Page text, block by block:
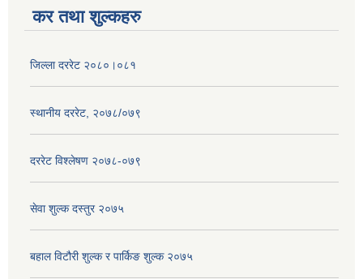
कर तथा शुल्कहरु
जिल्ला दररेट २०८०।०८१
स्थानीय दररेट, २०७८/०७९
दररेट विश्लेषण २०७८-०७९
सेवा शुल्क दस्तुर २०७५
बहाल विटौरी शुल्क र पार्किङ शुल्क २०७५